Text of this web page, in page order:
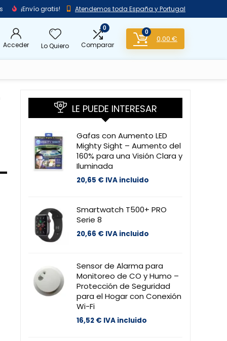
¡Envío gratis! Atendemos toda España y Portugal
Acceder Lo Quiero
0
Comparar
0
0,00 €
LE PUEDE INTERESAR
Gafas con Aumento LED
Mighty Sight – Aumento del
160% para una Visión Clara y
Iluminada
20,65 € IVA incluido
Smartwatch T500+ PRO
Serie 8
20,66 € IVA incluido
Sensor de Alarma para
Monitoreo de CO y Humo –
Protección de Seguridad
para el Hogar con Conexión
Wi-Fi
16,52 € IVA incluido